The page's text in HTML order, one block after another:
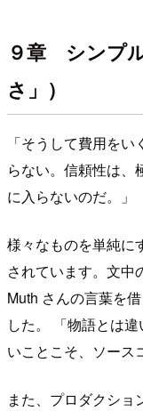
９章 シンプ
さ」）
「そうして費用を
らない。信頼性は、
に入らないのだ。」
様々なものを単純に
されています。文中
Muth さんの言葉を
した。 「物語とは
いことこそ、ソース
また、プロダクショ